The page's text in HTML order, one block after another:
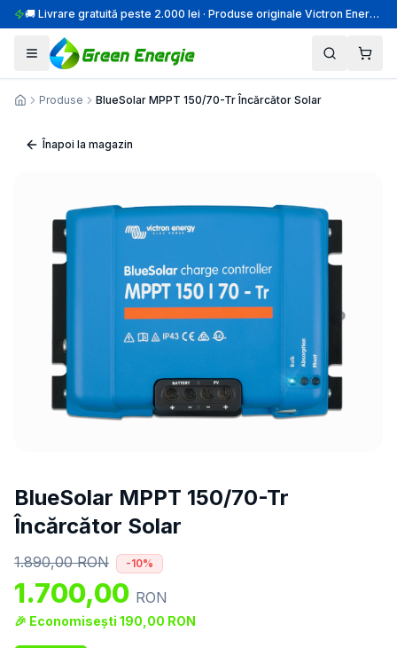
🚚 Livrare gratuită peste 2.000 lei · Produse originale Victron Energy · Montaj profesional
AcasăProduse BlueSolar MPPT 150/70-Tr Încărcător Solar
Înapoi la magazin
BlueSolar MPPT 150/70-Tr
Încărcător Solar
1.890,00RON -10%
1.700,00 RON
🎉 Economisești 190,00 RON